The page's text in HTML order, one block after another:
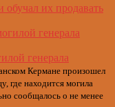
их продавать
генерала
Кермане произошел
где находится могила
сообщалось о не менее